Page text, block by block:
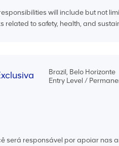
will include but not
to safety, health, and
Brazil, Belo Horizonte
Entry Level /
será responsável por apoiar nas